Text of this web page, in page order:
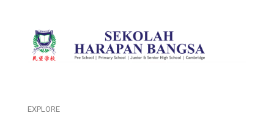
EXPLORE